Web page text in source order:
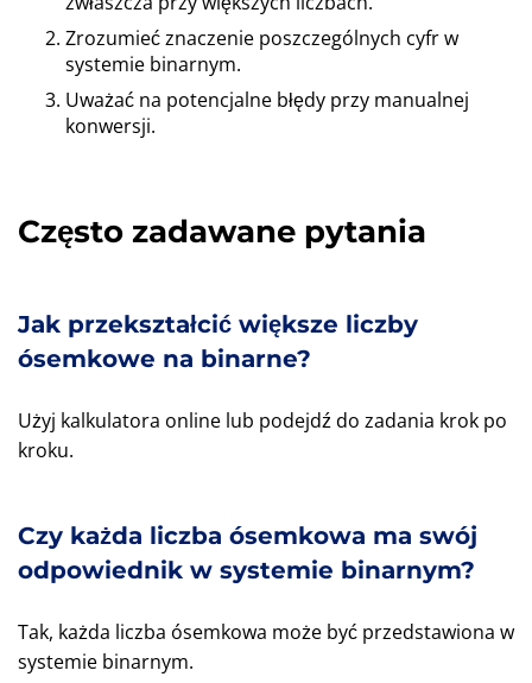
Zrozumieć znaczenie poszczególnych cyfr w
systemie binarnym.
Uważać na potencjalne błędy przy manualnej
konwersji.
Często zadawane pytania
Jak przekształcić większe liczby
ósemkowe na binarne?
Użyj kalkulatora online lub podejdź do zadania krok po
kroku.
Czy każda liczba ósemkowa ma swój
odpowiednik w systemie binarnym?
Tak, każda liczba ósemkowa może być przedstawiona w
systemie binarnym.